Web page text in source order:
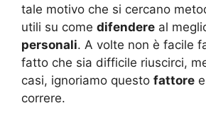
tale motivo che si cercano
utili su come difendere al
personali. A volte non è facile
fatto che sia difficile riuscirci,
casi, ignoriamo questo fattore
correre.